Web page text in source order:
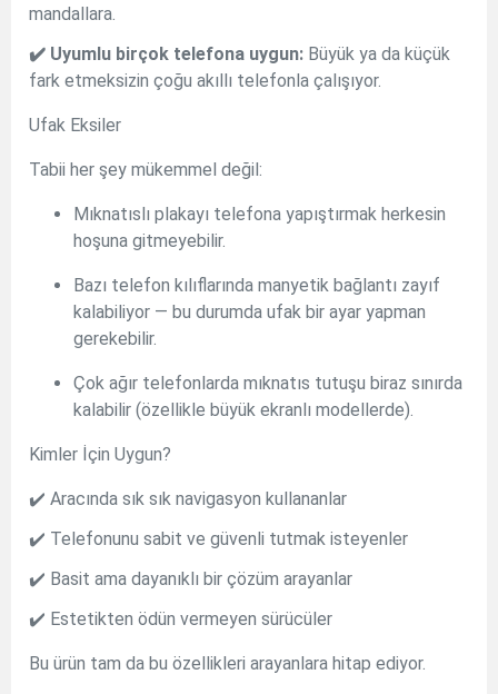
mandallara.
✔️ Uyumlu birçok telefona uygun: Büyük ya da küçük
fark etmeksizin çoğu akıllı telefonla çalışıyor.
Ufak Eksiler
Tabii her şey mükemmel değil:
Mıknatıslı plakayı telefona yapıştırmak herkesin
hoşuna gitmeyebilir.
Bazı telefon kılıflarında manyetik bağlantı zayıf
kalabiliyor — bu durumda ufak bir ayar yapman
gerekebilir.
Çok ağır telefonlarda mıknatıs tutuşu biraz sınırda
kalabilir (özellikle büyük ekranlı modellerde).
Kimler İçin Uygun?
✔️ Aracında sık sık navigasyon kullananlar
✔️ Telefonunu sabit ve güvenli tutmak isteyenler
✔️ Basit ama dayanıklı bir çözüm arayanlar
✔️ Estetikten ödün vermeyen sürücüler
Bu ürün tam da bu özellikleri arayanlara hitap ediyor.